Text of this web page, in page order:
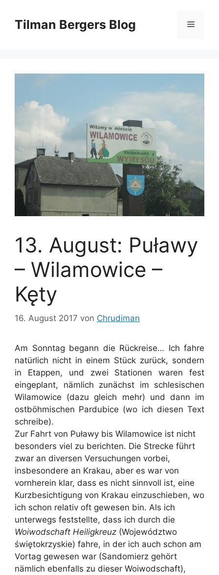
Inhalt
springen
Tilman Bergers Blog Menü
13. August: Puławy
– Wilamowice –
Kęty
16. August 2017 von Chrudiman
Am Sonntag begann die Rückreise… Ich fahre
natürlich nicht in einem Stück zurück, sondern
in Etappen, und zwei Stationen waren fest
eingeplant, nämlich zunächst im schlesischen
Wilamowice (dazu gleich mehr) und dann im
ostböhmischen Pardubice (wo ich diesen Text
schreibe).
Zur Fahrt von Puławy bis Wilamowice ist nicht
besonders viel zu berichten. Die Strecke führt
zwar an diversen Versuchungen vorbei,
insbesondere an Krakau, aber es war von
vornherein klar, dass es nicht sinnvoll ist, eine
Kurzbesichtigung von Krakau einzuschieben, wo
ich schon relativ oft gewesen bin. Als ich
unterwegs feststellte, dass ich durch die
Woiwodschaft Heiligkreuz (Województwo
świętokrzyskie) fahre, in der ich auch schon am
Vortag gewesen war (Sandomierz gehört
nämlich ebenfalls zu dieser Woiwodschaft),